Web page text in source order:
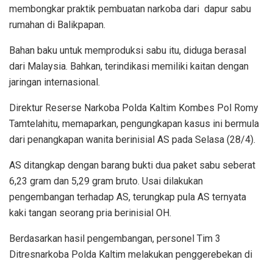
membongkar praktik pembuatan narkoba dari dapur sabu
rumahan di Balikpapan.
Bahan baku untuk memproduksi sabu itu, diduga berasal
dari Malaysia. Bahkan, terindikasi memiliki kaitan dengan
jaringan internasional.
Direktur Reserse Narkoba Polda Kaltim Kombes Pol Romy
Tamtelahitu, memaparkan, pengungkapan kasus ini bermula
dari penangkapan wanita berinisial AS pada Selasa (28/4).
AS ditangkap dengan barang bukti dua paket sabu seberat
6,23 gram dan 5,29 gram bruto. Usai dilakukan
pengembangan terhadap AS, terungkap pula AS ternyata
kaki tangan seorang pria berinisial OH.
Berdasarkan hasil pengembangan, personel Tim 3
Ditresnarkoba Polda Kaltim melakukan penggerebekan di